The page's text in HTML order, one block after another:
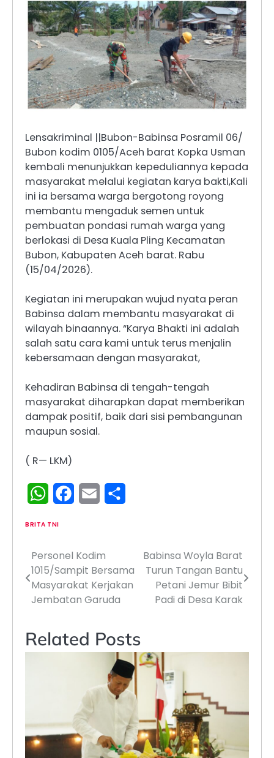
Lensakriminal ||Bubon-Babinsa Posramil 06/
Bubon kodim 0105/Aceh barat Kopka Usman
kembali menunjukkan kepeduliannya kepada
masyarakat melalui kegiatan karya bakti,Kali
ini ia bersama warga bergotong royong
membantu mengaduk semen untuk
pembuatan pondasi rumah warga yang
berlokasi di Desa Kuala Pling Kecamatan
Bubon, Kabupaten Aceh barat. Rabu
(15/04/2026).
Kegiatan ini merupakan wujud nyata peran
Babinsa dalam membantu masyarakat di
wilayah binaannya. “Karya Bhakti ini adalah
salah satu cara kami untuk terus menjalin
kebersamaan dengan masyarakat,
Kehadiran Babinsa di tengah-tengah
masyarakat diharapkan dapat memberikan
dampak positif, baik dari sisi pembangunan
maupun sosial.
( R— LKM)
WhatsAppFacebook
Email
BRITA TNI
Navigasi
pos
Personel Kodim
1015/Sampit Bersama
Masyarakat Kerjakan
Jembatan Garuda
‎Babinsa Woyla Barat
Turun Tangan Bantu
Petani Jemur Bibit
Padi di Desa Karak
Related Posts